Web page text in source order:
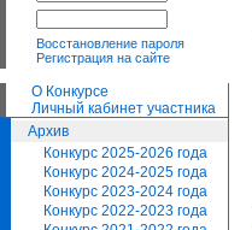
Восстановление пароля
Регистрация на сайте
О Конкурсе
Личный кабинет участника
Архив
Конкурс 2025-2026 года
Конкурс 2024-2025 года
Конкурс 2023-2024 года
Конкурс 2022-2023 года